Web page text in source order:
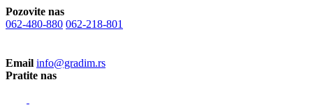
Pozovite nas
062-480-880 062-218-801
Email info@gradim.rs
Pratite nas